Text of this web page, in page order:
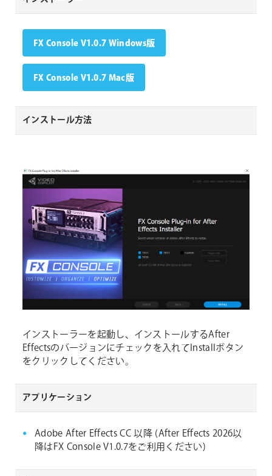
FX Console V1.0.7 Windows版
FX Console V1.0.7 Mac版
インストール方法
インストーラーを起動し、インストールするAfter
Effectsのバージョンにチェックを入れてInstallボタン
をクリックしてください。
アプリケーション
Adobe After Effects CC 以降 (After Effects 2026以
降はFX Console V1.0.7をご利用ください)